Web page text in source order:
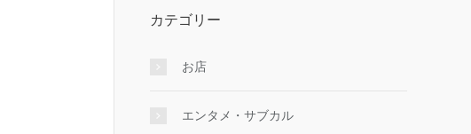
カテゴリー
お店
エンタメ・サブカル